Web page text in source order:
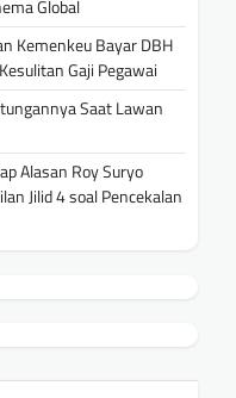
Global
Kemenkeu Bayar DBH
Gaji Pegawai
Saat Lawan
Alasan Roy Suryo
Jilid 4 soal Pencekalan